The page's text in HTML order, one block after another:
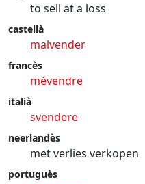
to sell at a loss
castellà
malvender
francès
mévendre
italià
svendere
neerlandès
met verlies verkopen
portuguès